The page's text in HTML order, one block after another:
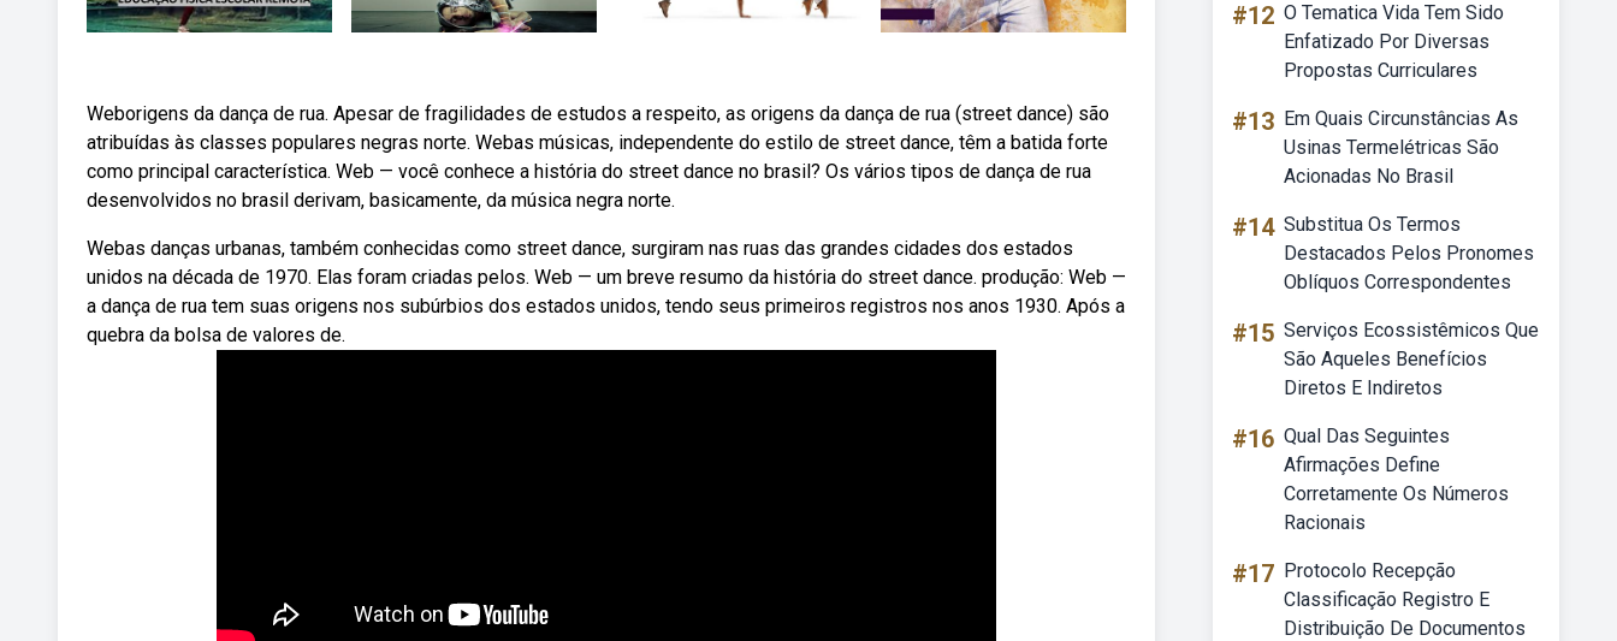
Weborigens da dança de rua. Apesar de fragilidades de estudos a respeito, as origens da dança de rua (street dance) são
atribuídas às classes populares negras norte. Webas músicas, independente do estilo de street dance, têm a batida forte
como principal característica. Web — você conhece a história do street dance no brasil? Os vários tipos de dança de rua
desenvolvidos no brasil derivam, basicamente, da música negra norte.
Webas danças urbanas, também conhecidas como street dance, surgiram nas ruas das grandes cidades dos estados
unidos na década de 1970. Elas foram criadas pelos. Web — um breve resumo da história do street dance. produção: Web —
a dança de rua tem suas origens nos subúrbios dos estados unidos, tendo seus primeiros registros nos anos 1930. Após a
quebra da bolsa de valores de.
#12 O Tematica Vida Tem Sido
Enfatizado Por Diversas
Propostas Curriculares
#13 Em Quais Circunstâncias As
Usinas Termelétricas São
Acionadas No Brasil
#14 Substitua Os Termos
Destacados Pelos Pronomes
Oblíquos Correspondentes
#15 Serviços Ecossistêmicos Que
São Aqueles Benefícios
Diretos E Indiretos
#16 Qual Das Seguintes
Afirmações Define
Corretamente Os Números
Racionais
#17 Protocolo Recepção
Classificação Registro E
Distribuição De Documentos